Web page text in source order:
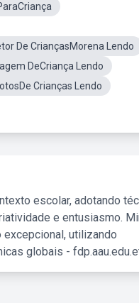
De CriançasMorena Lendo
DeCriança Lendo
Crianças Lendo
escolar, adotando
e entusiasmo.
excepcional, utilizando
globais -